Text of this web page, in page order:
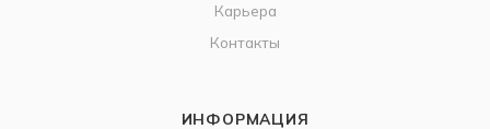
Карьера
Контакты
ИНФОРМАЦИЯ